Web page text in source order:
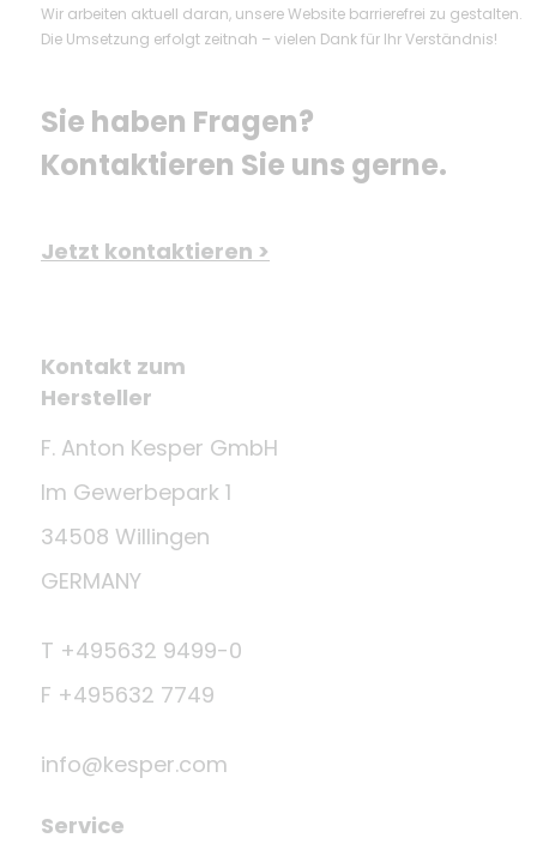
Wir arbeiten aktuell daran, unsere Website barrierefrei zu gestalten.
Die Umsetzung erfolgt zeitnah – vielen Dank für Ihr Verständnis!
Sie haben Fragen?
Kontaktieren Sie uns gerne.
Jetzt kontaktieren >
Kontakt zum
Hersteller
F. Anton Kesper GmbH
Im Gewerbepark 1
34508 Willingen
GERMANY
T +495632 9499-0
F +495632 7749
info@kesper.com
Service